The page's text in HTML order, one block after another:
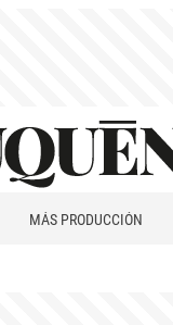
MÁS PRODUCCIÓN